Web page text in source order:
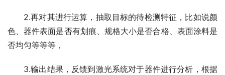
2.再对其进行运算，抽取目标的待检测特征，比如说颜
色、器件表面是否有划痕、规格大小是否合格、表面涂料是
否均匀等等等，
3.输出结果，反馈到激光系统对于器件进行分析，根据